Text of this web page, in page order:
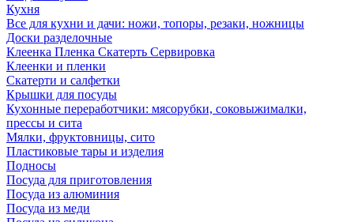
Кухня
Все для кухни и дачи: ножи, топоры, резаки, ножницы
Доски разделочные
Клеенка Пленка Скатерть Сервировка
Клеенки и пленки
Скатерти и салфетки
Крышки для посуды
Кухонные переработчики: мясорубки, соковыжималки,
прессы и сита
Мялки, фруктовницы, сито
Пластиковые тары и изделия
Подносы
Посуда для приготовления
Посуда из алюминия
Посуда из меди